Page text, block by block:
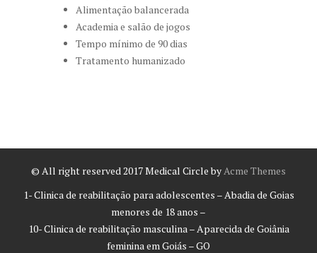
Alimentação balancerada
Academia e salão de jogos
Tempo mínimo de 90 dias
Tratamento humanizado
© All right reserved 2017Medical Circle by Acme Themes
1- Clinica de reabilitação para adolescentes – Abadia de Goias
menores de 18 anos –
10- Clinica de reabilitação masculina – Aparecida de Goiânia
feminina em Goiás – GO